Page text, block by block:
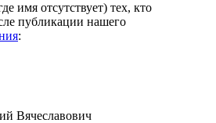
имя отсутствует) тех, кто
публикации нашего
:
Вячеславович